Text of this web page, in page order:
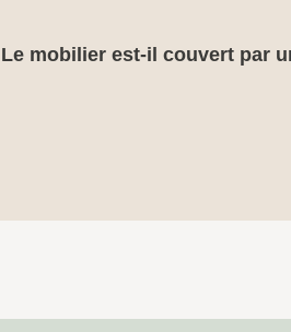
Le mobilier est-il couvert par